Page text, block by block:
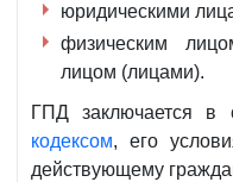
юридическими
физическим
лицом (лицами).
ГПД заключается в
кодексом, его
действующему